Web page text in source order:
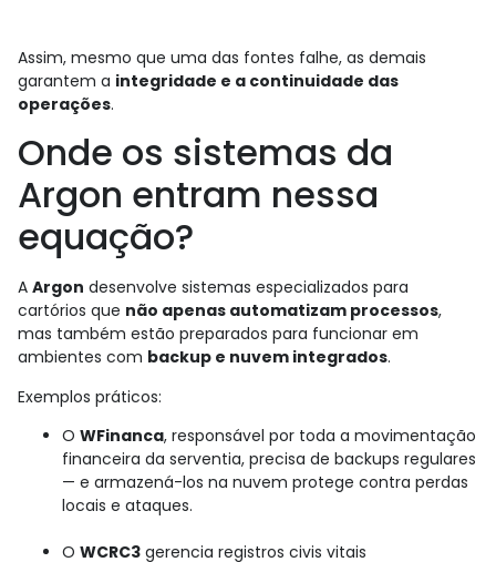
Assim, mesmo que uma das fontes falhe, as demais
garantem a integridade e a continuidade das
operações.
Onde os sistemas da
Argon entram nessa
equação?
A Argon desenvolve sistemas especializados para
cartórios que não apenas automatizam processos,
mas também estão preparados para funcionar em
ambientes com backup e nuvem integrados.
Exemplos práticos:
O WFinanca, responsável por toda a movimentação
financeira da serventia, precisa de backups regulares
— e armazená-los na nuvem protege contra perdas
locais e ataques.
O WCRC3 gerencia registros civis vitais